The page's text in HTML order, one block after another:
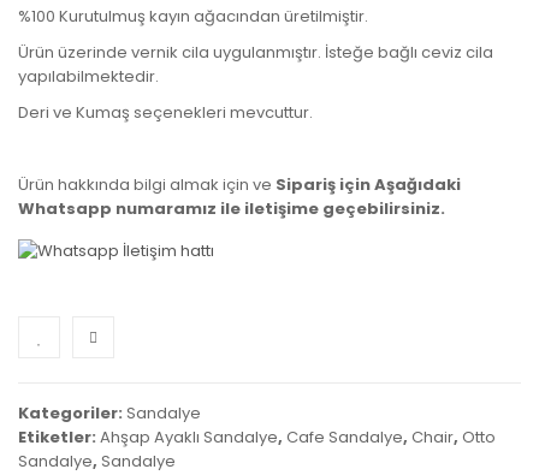
%100 Kurutulmuş kayın ağacından üretilmiştir.
Ürün üzerinde vernik cila uygulanmıştır. İsteğe bağlı ceviz cila
yapılabilmektedir.
Deri ve Kumaş seçenekleri mevcuttur.
Ürün hakkında bilgi almak için ve Sipariş için Aşağıdaki
Whatsapp numaramız ile iletişime geçebilirsiniz.
Kategoriler: Sandalye
Etiketler: Ahşap Ayaklı Sandalye, Cafe Sandalye, Chair, Otto
Sandalye, Sandalye